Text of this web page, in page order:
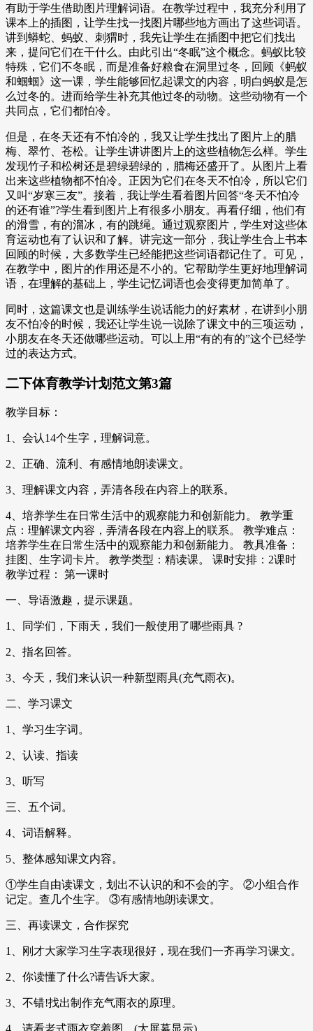
有助于学生借助图片理解词语。在教学过程中，我充分利用了
课本上的插图，让学生找一找图片哪些地方画出了这些词语。
讲到蟒蛇、蚂蚁、刺猬时，我先让学生在插图中把它们找出
来，提问它们在干什么。由此引出“冬眠”这个概念。蚂蚁比较
特殊，它们不冬眠，而是准备好粮食在洞里过冬，回顾《蚂蚁
和蝈蝈》这一课，学生能够回忆起课文的内容，明白蚂蚁是怎
么过冬的。进而给学生补充其他过冬的动物。这些动物有一个
共同点，它们都怕冷。
但是，在冬天还有不怕冷的，我又让学生找出了图片上的腊
梅、翠竹、苍松。让学生讲讲图片上的这些植物怎么样。学生
发现竹子和松树还是碧绿碧绿的，腊梅还盛开了。从图片上看
出来这些植物都不怕冷。正因为它们在冬天不怕冷，所以它们
又叫“岁寒三友”。接着，我让学生看着图片回答“冬天不怕冷
的还有谁”?学生看到图片上有很多小朋友。再看仔细，他们有
的滑雪，有的溜冰，有的跳绳。通过观察图片，学生对这些体
育运动也有了认识和了解。讲完这一部分，我让学生合上书本
回顾的时候，大多数学生已经能把这些词语都记住了。可见，
在教学中，图片的作用还是不小的。它帮助学生更好地理解词
语，在理解的基础上，学生记忆词语也会变得更加简单了。
同时，这篇课文也是训练学生说话能力的好素材，在讲到小朋
友不怕冷的时候，我还让学生说一说除了课文中的三项运动，
小朋友在冬天还做哪些运动。可以上用“有的有的”这个已经学
过的表达方式。
二下体育教学计划范文第3篇
教学目标：
1、会认14个生字，理解词意。
2、正确、流利、有感情地朗读课文。
3、理解课文内容，弄清各段在内容上的联系。
4、培养学生在日常生活中的观察能力和创新能力。 教学重
点：理解课文内容，弄清各段在内容上的联系。 教学难点：
培养学生在日常生活中的观察能力和创新能力。 教具准备：
挂图、生字词卡片。 教学类型：精读课。 课时安排：2课时
教学过程： 第一课时
一、导语激趣，提示课题。
1、同学们，下雨天，我们一般使用了哪些雨具 ?
2、指名回答。
3、今天，我们来认识一种新型雨具(充气雨衣)。
二、学习课文
1、学习生字词。
2、认读、指读
3、听写
三、五个词。
4、词语解释。
5、整体感知课文内容。
①学生自由读课文，划出不认识的和不会的字。 ②小组合作
记定。查几个生字。 ③有感情地朗读课文。
三、再读课文，合作探究
1、刚才大家学习生字表现很好，现在我们一齐再学习课文。
2、你读懂了什么?请告诉大家。
3、不错!找出制作充气雨衣的原理。